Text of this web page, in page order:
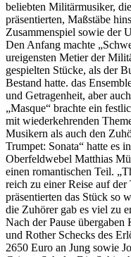
beliebten Militärmusiker,
präsentierten, Maßstäbe
Zusammenspiel sowie der
Den Anfang machte
ureigensten Metier der
gespielten Stücke, als der
Bestand hatte. das
und Getragenheit, aber
„Masque“ brachte ein
mit wiederkehrenden
Musikern als auch den
Trumpet: Sonata“ hatte es
Oberfeldwebel Matthias
einen romantischen Teil.
reich zu einer Reise auf
präsentierten das Stück so
die Zuhörer gab es viel zu
Nach der Pause
und Rother Schecks des
2650 Euro an Jung sowie